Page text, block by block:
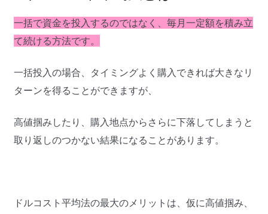
一括で資金を投入するのではなく、毎月一定額を積み立
て続ける方法です。
一括投入の場合、タイミングよく購入できれば大きなリ
ターンを得ることができますが、
高値掴みしたり、購入地点からさらに下落してしまうと
取り返しのつかない結果になることがあります。
ドルコスト平均法の最大のメリットは、仮に高値掴み、